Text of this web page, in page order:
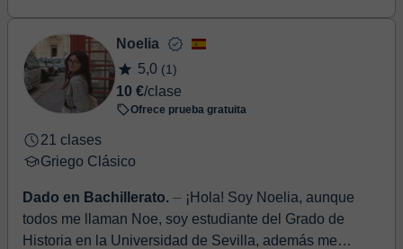
Noelia
5,0 (1)
10 €/clase
Ofrece prueba gratuita
21 clases
Griego Clásico
Dado en Bachillerato. ⏤ ¡Hola! Soy Noelia, aunque
todos me llaman Noe, soy estudiante del Grado de
Historia en la Universidad de Sevilla, además me